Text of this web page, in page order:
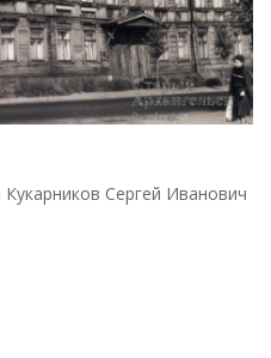
Сергей Иванович